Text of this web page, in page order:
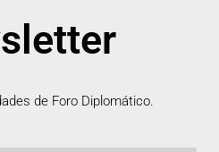
de Foro Diplomático.